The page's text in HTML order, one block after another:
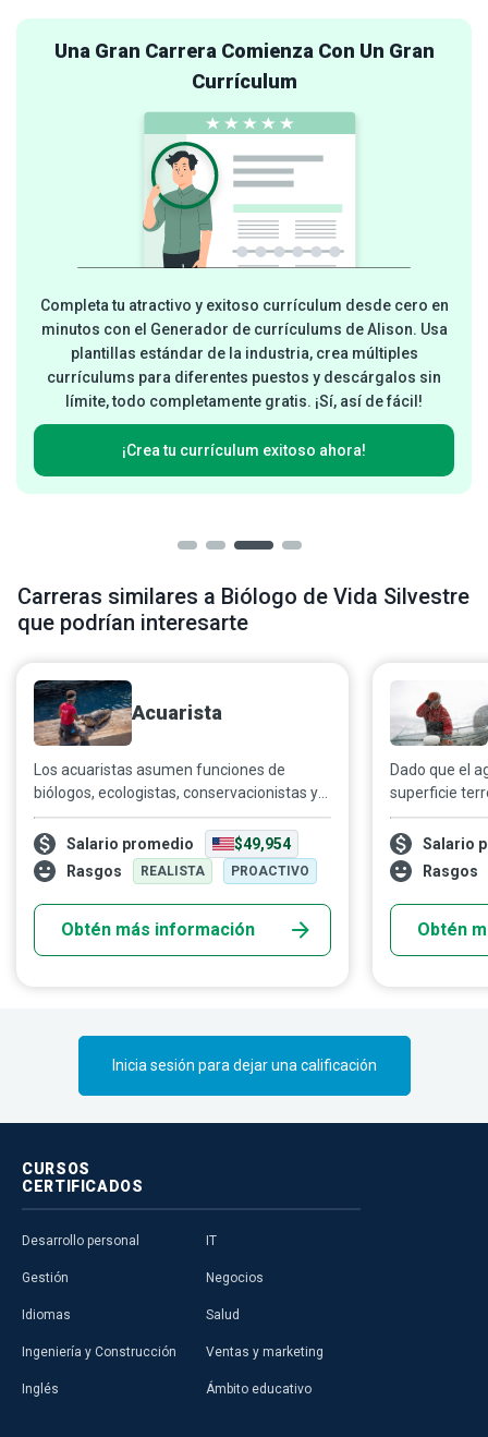
Una Gran Carrera Comienza Con Un Gran
Currículum
Completa tu atractivo y exitoso currículum desde cero en
minutos con el Generador de currículums de Alison. Usa
plantillas estándar de la industria, crea múltiples
currículums para diferentes puestos y descárgalos sin
límite, todo completamente gratis. ¡Sí, así de fácil!
¡Crea tu currículum exitoso ahora!
Carreras similares a Biólogo de Vida Silvestre
que podrían interesarte
Acuarista
Los acuaristas asumen funciones de
biólogos, ecologistas, conservacionistas y
hasta encargados de limpieza en su
constante labor por garantizar el bienestar
de las especies marinas a su cuidado y
brindar al público una valiosa ventana al
mundo acuático y sus habitantes en
distintos rincones del planeta.
Salario promedio
$49,954
Rasgos
REALISTA PROACTIVO
Obtén más información
Dado que el
superficie
responsable
criar sus
queremos
como una
acuicultor
crecimiento,
organismos
Salario
Rasgos
Obtén
Inicia sesión para dejar una calificación
CURSOS
CERTIFICADOS
Desarrollo personal
Gestión
Idiomas
Ingeniería y Construcción
Inglés
IT
Negocios
Salud
Ventas y marketing
Ámbito educativo